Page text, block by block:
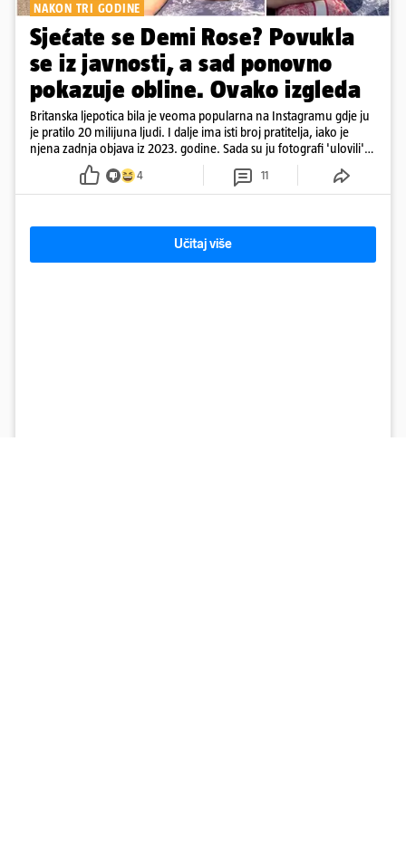
NAKON TRI GODINE
Sjećate se Demi Rose? Povukla
se iz javnosti, a sad ponovno
pokazuje obline. Ovako izgleda
Britanska ljepotica bila je veoma popularna na Instagramu gdje ju
je pratilo 20 milijuna ljudi. I dalje ima isti broj pratitelja, iako je
njena zadnja objava iz 2023. godine. Sada su ju fotografi 'ulovili'
4 11
Učitaj više